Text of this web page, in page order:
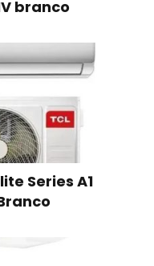
branco
Series A1